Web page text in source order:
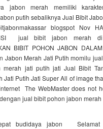
jabon merah memiliki
putih sebaliknya Jual Bibit
blogspot Nov
jual bibit jabon merah
BIBIT POHON JABON
Jabon Merah Jati Putih momilu
merah jati putih jati Jual Bibit
Jati Putih Jati Super All of image
The WebMaster does not
jual bibit pohon jabon merah
budidaya jabon Selamat